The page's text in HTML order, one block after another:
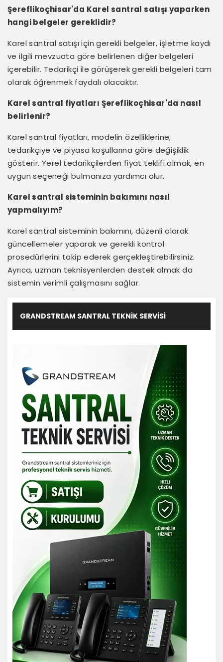
Şereflikoçhisar'da Karel santral satışı yaparken
hangi belgeler gereklidir?
Karel santral satışı için gerekli belgeler, işletme kaydı
ve ilgili mevzuata göre belirlenen diğer belgeleri
içerebilir. Tedarikçi ile görüşerek gerekli belgeleri tam
olarak öğrenmek faydalı olacaktır.
Karel santral fiyatları Şereflikoçhisar'da nasıl
belirlenir?
Karel santral fiyatları, modelin özelliklerine,
tedarikçiye ve piyasa koşullarına göre değişiklik
gösterir. Yerel tedarikçilerden fiyat teklifi almak, en
uygun seçeneği bulmanıza yardımcı olur.
Karel santral sisteminin bakımını nasıl
yapmalıyım?
Karel santral sisteminin bakımını, düzenli olarak
güncellemeler yaparak ve gerekli kontrol
prosedürlerini takip ederek gerçekleştirebilirsiniz.
Ayrıca, uzman teknisyenlerden destek almak da
sistemin verimli çalışmasını sağlar.
GRANDSTREAM SANTRAL TEKNIK SERVISI